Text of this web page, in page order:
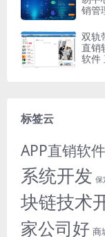
销管
双轨
直销
软件
标签云
APP直销软件
系统开发 保
块链技术
家公司好 商